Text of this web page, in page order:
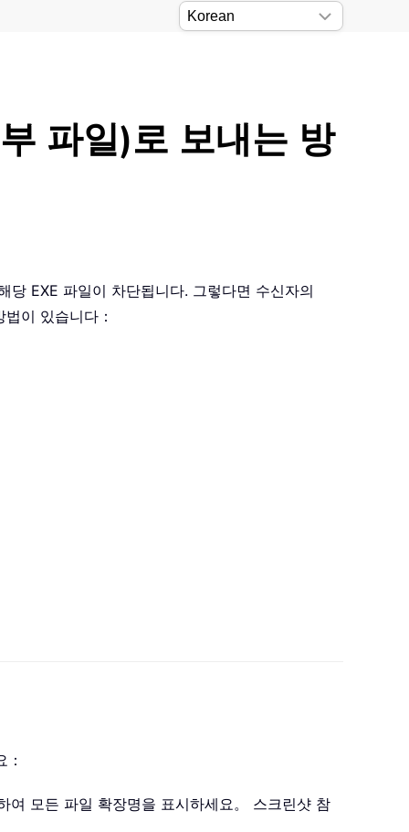
파일)로 보내는 방
EXE 파일이 차단됩니다. 그렇다면 수신자의
이 있습니다：
여 모든 파일 확장명을 표시하세요。 스크린샷 참